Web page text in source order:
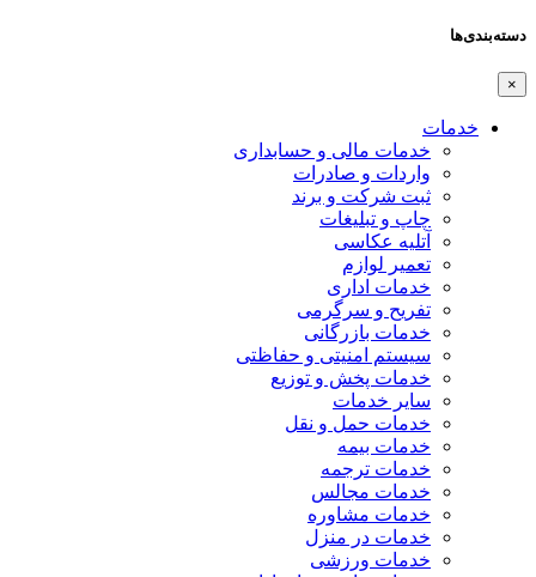
دسته‌بندی‌ها
×
خدمات
خدمات مالی و حسابداری
واردات و صادرات
ثبت شرکت و برند
چاپ و تبلیغات
آتلیه عکاسی
تعمیر لوازم
خدمات اداری
تفریح و سرگرمی
خدمات بازرگانی
سیستم امنیتی و حفاظتی
خدمات پخش و توزیع
سایر خدمات
خدمات حمل و نقل
خدمات بیمه
خدمات ترجمه
خدمات مجالس
خدمات مشاوره
خدمات در منزل
خدمات ورزشی